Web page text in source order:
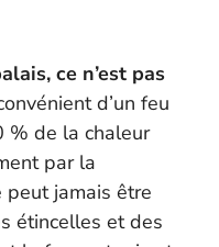
ce n’est pas
d’un feu
% de la chaleur
par la
peut jamais être
étincelles et des